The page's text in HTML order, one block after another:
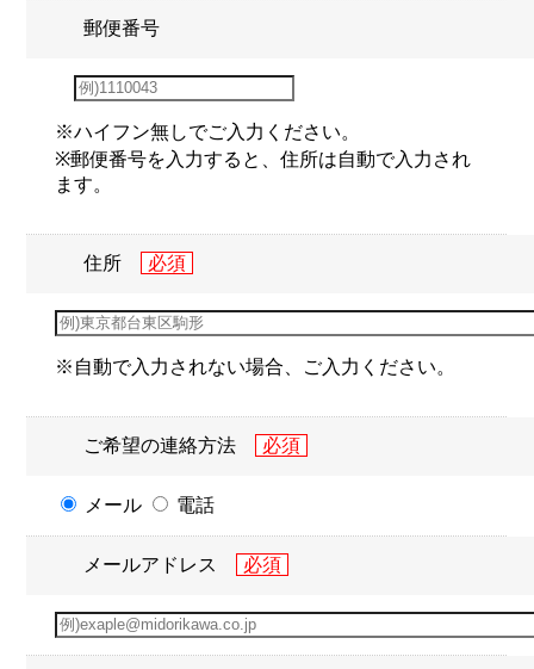
郵便番号
※ハイフン無しでご入力ください。
※郵便番号を入力すると、住所は自動で入力され
ます。
住所
※自動で入力されない場合、ご入力ください。
ご希望の連絡方法
メール 電話
メールアドレス